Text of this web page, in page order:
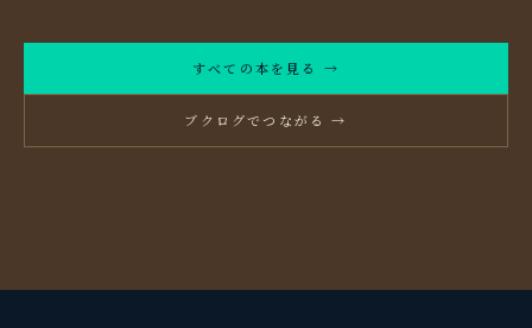
すべての本を見る →
ブクログでつながる →